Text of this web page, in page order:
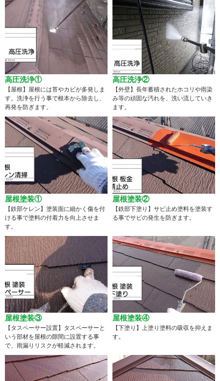
高圧洗浄①
【屋根】屋根には苔やカビが多発しま
す。洗浄を行う事で根本から除去し、
再発を防ぎます。
高圧洗浄②
【外壁】長年蓄積されたホコリや雨染
み等の頑固な汚れを、洗い流していき
ます。
屋根塗装①
【鉄部ケレン】塗装面に細かく傷を付
ける事で塗料の付着力を向上させま
す。
屋根塗装②
【鉄部下塗り】サビ止め塗料を塗装す
る事でサビの発生を防ぎます。
屋根塗装③
【タスペーサー設置】タスペーサーと
いう部材を屋根の隙間に設置する事
で、雨漏りリスクが軽減されます。
屋根塗装④
【下塗り】上塗り塗料の吸収を抑えま
す。